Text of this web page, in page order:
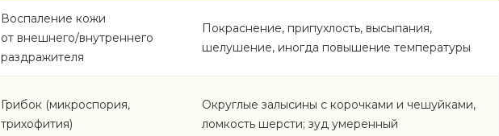
Воспаление кожи
от внешнего/внутреннего
раздражителя
Покраснение, припухлость, высыпания,
шелушение, иногда повышение температуры
Грибок (микроспория,
трихофития)
Округлые залысины с корочками и чешуйками,
ломкость шерсти; зуд умеренный